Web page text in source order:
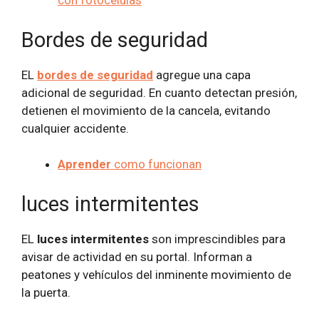
Bordes de seguridad
EL bordes de seguridad agregue una capa
adicional de seguridad. En cuanto detectan presión,
detienen el movimiento de la cancela, evitando
cualquier accidente.
Aprender como funcionan
luces intermitentes
EL luces intermitentes son imprescindibles para
avisar de actividad en su portal. Informan a
peatones y vehículos del inminente movimiento de
la puerta.